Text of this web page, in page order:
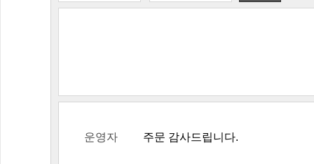
운영자 주문 감사드립니다.